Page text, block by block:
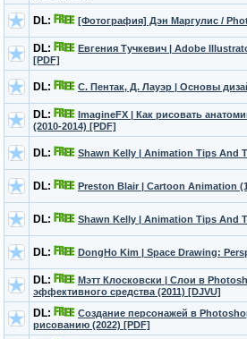
DL: [Фотография] Дэн Маргулис /
DL:
Евгения Тучкевич | Adobe
[PDF]
DL: С. Пентак, Д. Лауэр | Основы
DL:
ImagineFX | Как рисовать
(2010-2014) [PDF]
DL: Shawn Kelly | Animation Tips And
DL: Preston Blair | Cartoon Animation
DL: Shawn Kelly | Animation Tips And
DL: DongHo Kim | Space Drawing:
DL:
Мэтт Клосковски | Слои в
эффективного средства (2011) [DJVU]
DL:
Создание персонажей в
рисованию (2022) [PDF]